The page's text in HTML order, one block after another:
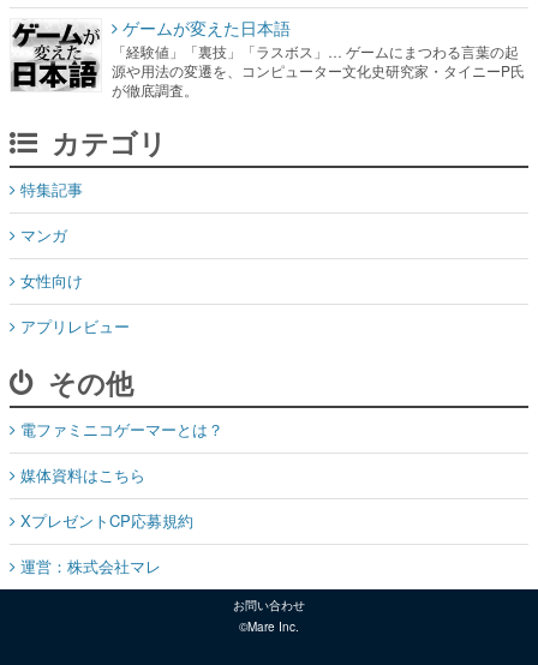
ゲームが変えた日本語
「経験値」「裏技」「ラスボス」… ゲームにまつわる言葉の起
源や用法の変遷を、コンピューター文化史研究家・タイニーP氏
が徹底調査。
カテゴリ
特集記事
マンガ
女性向け
アプリレビュー
その他
電ファミニコゲーマーとは？
媒体資料はこちら
XプレゼントCP応募規約
運営：株式会社マレ
お問い合わせ
©Mare Inc.